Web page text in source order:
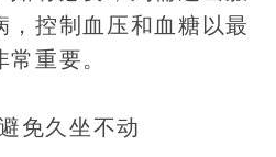
，控制血压和血糖以最
重要。
免久坐不动